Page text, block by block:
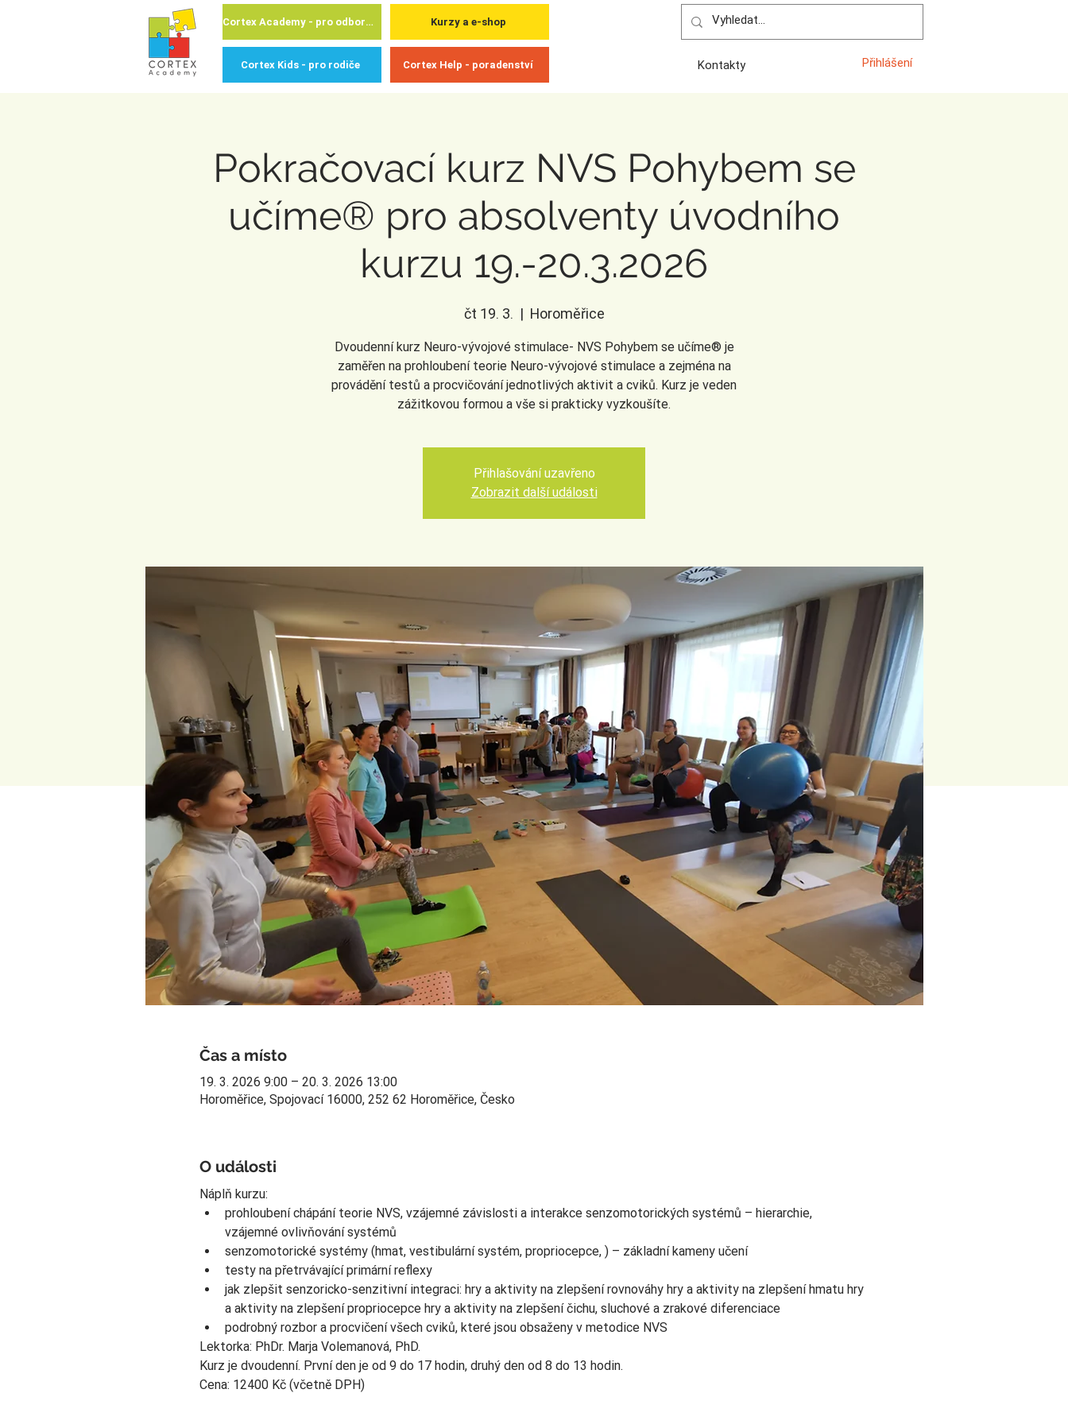
Cortex Academy - pro odborníky Kurzy a e-shop
Cortex Kids - pro rodiče Cortex Help - poradenství Kontakty Přihlášení
Pokračovací kurz NVS Pohybem se
učíme® pro absolventy úvodního
kurzu 19.-20.3.2026
čt 19. 3.
  |
Horoměřice
Dvoudenní kurz Neuro-vývojové stimulace- NVS Pohybem se učíme® je
zaměřen na prohloubení teorie Neuro-vývojové stimulace a zejména na
provádění testů a procvičování jednotlivých aktivit a cviků. Kurz je veden
zážitkovou formou a vše si prakticky vyzkoušíte.
Přihlašování uzavřeno
Zobrazit další události
Čas a místo
19. 3. 2026 9:00 – 20. 3. 2026 13:00
Horoměřice, Spojovací 16000, 252 62 Horoměřice, Česko
O události
Náplň kurzu:
prohloubení chápání teorie NVS, vzájemné závislosti a interakce senzomotorických systémů – hierarchie,
vzájemné ovlivňování systémů
senzomotorické systémy (hmat, vestibulární systém, propriocepce, ) – základní kameny učení
testy na přetrvávající primární reflexy
jak zlepšit senzoricko-senzitivní integraci: hry a aktivity na zlepšení rovnováhy hry a aktivity na zlepšení hmatu hry
a aktivity na zlepšení propriocepce hry a aktivity na zlepšení čichu, sluchové a zrakové diferenciace
podrobný rozbor a procvičení všech cviků, které jsou obsaženy v metodice NVS
Lektorka: PhDr. Marja Volemanová, PhD.
Kurz je dvoudenní. První den je od 9 do 17 hodin, druhý den od 8 do 13 hodin.
Cena: 12400 Kč (včetně DPH)